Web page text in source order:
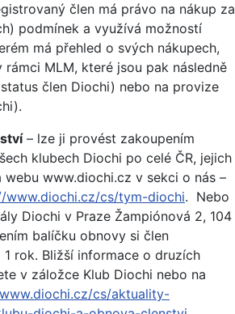
člen má právo na nákup za
podmínek a využívá možností
má přehled o svých nákupech,
MLM, které jsou pak následně
člen Diochi) nebo na provize
– lze ji provést zakoupením
klubech Diochi po celé ČR, jejich
webu www.diochi.cz v sekci o nás –
www.diochi.cz/cs/tym-diochi. Nebo
Diochi v Praze Žampiónová 2, 104
balíčku obnovy si člen
rok. Bližší informace o druzích
v záložce Klub Diochi nebo na
cs/aktuality-